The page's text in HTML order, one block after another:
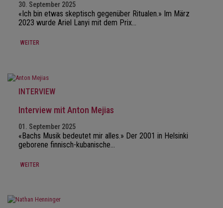
30. September 2025
«Ich bin etwas skeptisch gegenüber Ritualen.» Im März
2023 wurde Ariel Lanyi mit dem Prix…
WEITER
INTERVIEW
Interview mit Anton Mejias
01. September 2025
«Bachs Musik bedeutet mir alles.» Der 2001 in Helsinki
geborene finnisch-kubanische…
WEITER